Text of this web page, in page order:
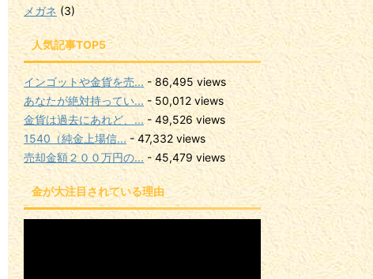
メガネ (3)
人気記事TOP5
インゴットや金貨を売... - 86,495 views
あなたが絶対持ってい... - 50,012 views
金貨は過去にあれど、... - 49,526 views
1540（純金上場信... - 47,332 views
売却金額２００万円の... - 45,479 views
金が大注目されている理由